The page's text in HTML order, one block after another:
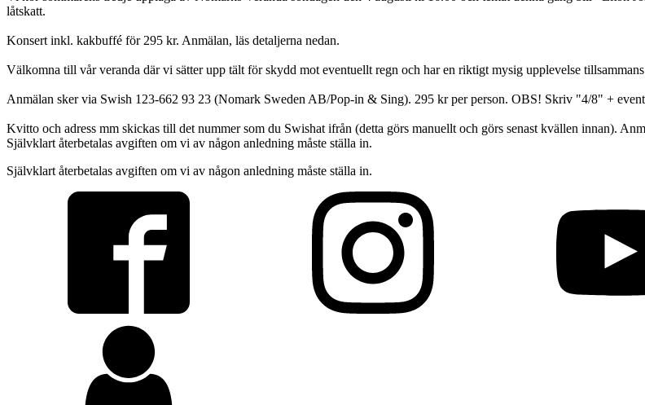
låtskatt.
Konsert inkl. kakbuffé för 295 kr. Anmälan, läs detaljerna nedan.
Välkomna till vår veranda där vi sätter upp tält för skydd mot eventuellt regn och har en riktigt mysig upplevelse
Anmälan sker via Swish 123-662 93 23 (Nomark Sweden AB/Pop-in & Sing). 295 kr per person. OBS! Skriv "4/8" +
Kvitto och adress mm skickas till det nummer som du Swishat ifrån (detta görs manuellt och görs senast kvällen innan).
Självklart återbetalas avgiften om vi av någon anledning måste ställa in.
Självklart återbetalas avgiften om vi av någon anledning måste ställa in.